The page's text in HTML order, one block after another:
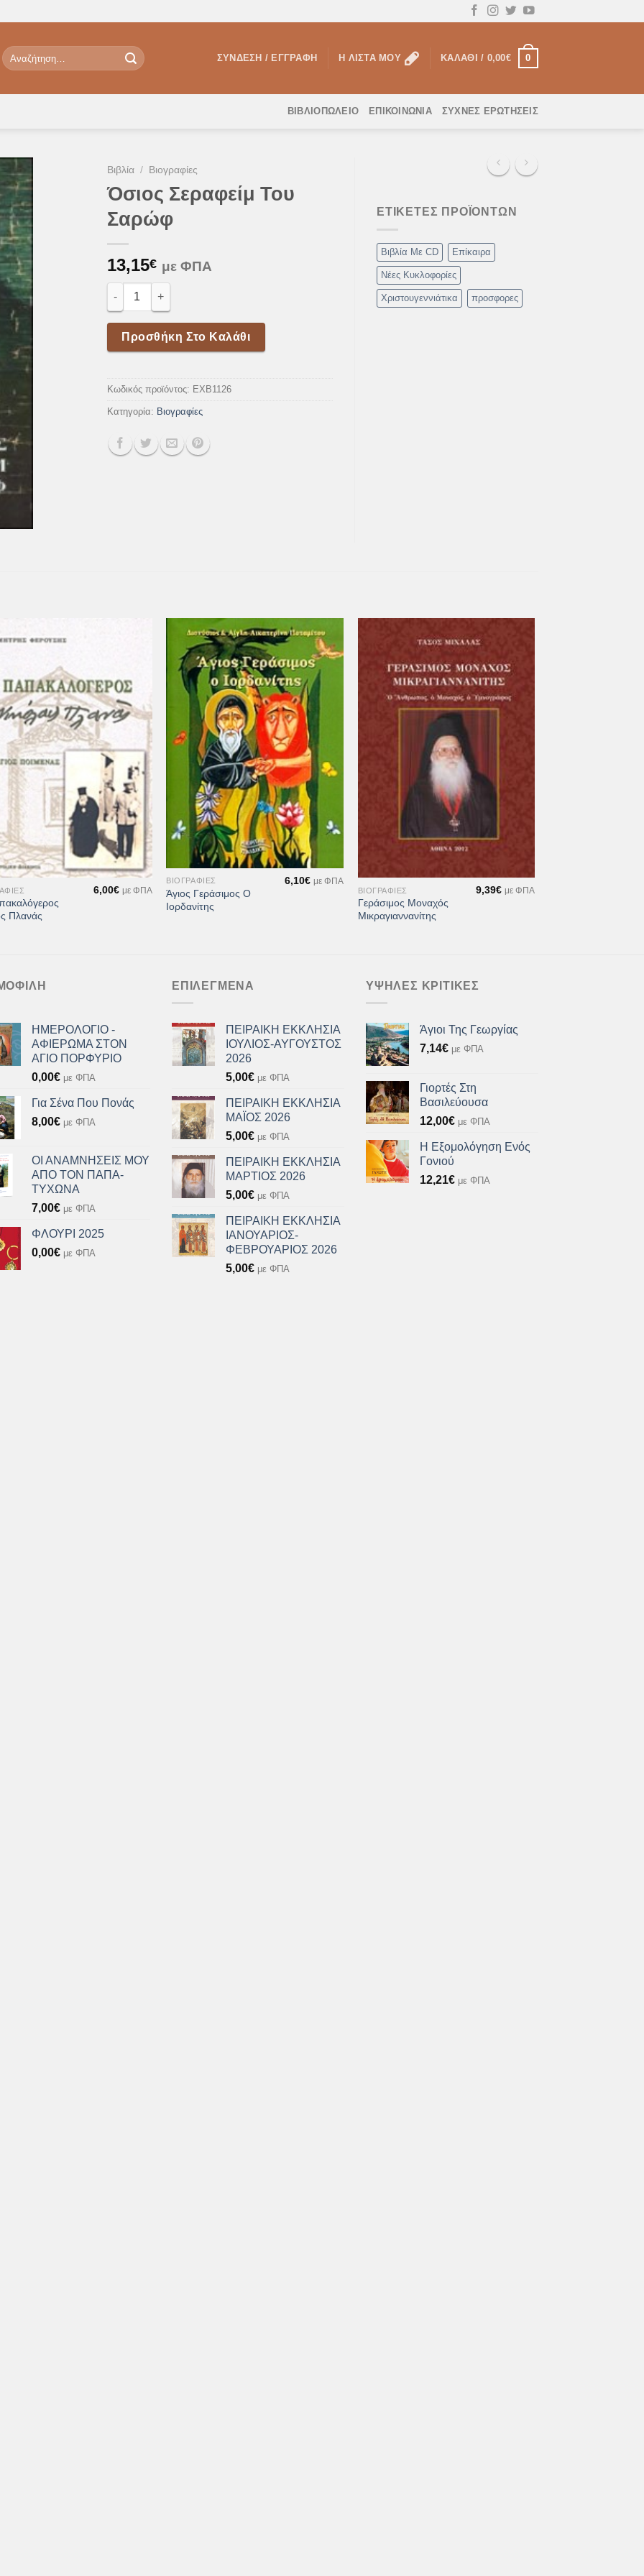
Αναζήτηση
για:
ΣΎΝΔΕΣΗ / ΕΓΓΡΑΦΉ Η ΛΊΣΤΑ ΜΟΥ ΚΑΛΆΘΙ / 0,00€ 0
ΒΙΒΛΙΟΠΩΛΕΙΟ ΕΠΙΚΟΙΝΩΝΊΑ ΣΥΧΝΈΣ ΕΡΩΤΉΣΕΙΣ
Βιβλία / Βιογραφίες
Όσιος Σεραφείμ Του
Σαρώφ
13,15€ με ΦΠΑ
Όσιος Σεραφείμ Του Σαρώφ ποσότητα
Προσθήκη Στο Καλάθι
Κωδικός προϊόντος: EXB1126
Κατηγορία: Βιογραφίες
ΕΤΙΚΈΤΕΣ ΠΡΟΪΌΝΤΩΝ
Βιβλία Με CD Επίκαιρα
Νέες Κυκλοφορίες
Χριστουγεννιάτικα προσφορες
Προσθήκη
στη Λίστα
Επιθυμιών
Πλανάς
6,00€ με ΦΠΑ
Προσθήκη
στη Λίστα
Επιθυμιών
ΒΙΟΓΡΑΦΊΕΣ
Άγιος Γεράσιμος Ο
Ιορδανίτης
6,10€ με ΦΠΑ
Προσθήκη
στη Λίστα
Επιθυμιών
ΒΙΟΓΡΑΦΊΕΣ
Γεράσιμος Μοναχός
Μικραγιαννανίτης
9,39€ με ΦΠΑ
ΗΜΕΡΟΛΟΓΙΟ -
ΑΦΙΕΡΩΜΑ ΣΤΟΝ
ΑΓΙΟ ΠΟΡΦΥΡΙΟ
0,00€ με ΦΠΑ
Για Σένα Που Πονάς
8,00€ με ΦΠΑ
ΟΙ ΑΝΑΜΝΗΣΕΙΣ ΜΟΥ
ΑΠΟ ΤΟΝ ΠΑΠΑ-
ΤΥΧΩΝΑ
7,00€ με ΦΠΑ
ΦΛΟΥΡΙ 2025
0,00€ με ΦΠΑ
ΕΠΙΛΕΓΜΈΝΑ
ΠΕΙΡΑΙΚΗ ΕΚΚΛΗΣΙΑ
ΙΟΥΛΙΟΣ-ΑΥΓΟΥΣΤΟΣ
2026
5,00€ με ΦΠΑ
ΠΕΙΡΑΙΚΗ ΕΚΚΛΗΣΙΑ
ΜΑΪΟΣ 2026
5,00€ με ΦΠΑ
ΠΕΙΡΑΙΚΗ ΕΚΚΛΗΣΙΑ
ΜΑΡΤΙΟΣ 2026
5,00€ με ΦΠΑ
ΠΕΙΡΑΙΚΗ ΕΚΚΛΗΣΙΑ
ΙΑΝΟΥΑΡΙΟΣ-
ΦΕΒΡΟΥΑΡΙΟΣ 2026
5,00€ με ΦΠΑ
ΥΨΗΛΈΣ ΚΡΙΤΙΚΈΣ
Άγιοι Της Γεωργίας
7,14€ με ΦΠΑ
Γιορτές Στη
Βασιλεύουσα
12,00€ με ΦΠΑ
Η Εξομολόγηση Ενός
Γονιού
12,21€ με ΦΠΑ